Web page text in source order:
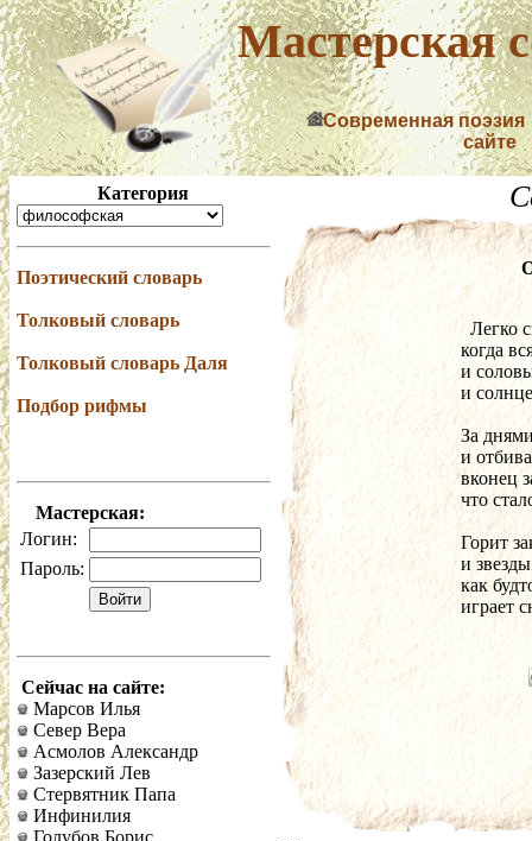
Мастерская
Современная поэзия
сайте
Категория
Поэтический словарь
Толковый словарь
Толковый словарь Даля
Подбор рифмы
Мастерская:
Логин:
Пароль:
Сейчас на сайте:
Марсов Илья
Север Вера
Асмолов Александр
Зазерский Лев
Стервятник Папа
Инфинилия
Голубов Борис
Легко
когда
и
и
За
и
вконец
что
Горит
и
как
играет